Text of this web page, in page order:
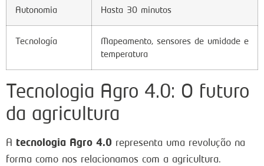
Autonomia Hasta 30 minutos
Tecnología
Mapeamento, sensores de umidade e
temperatura
Tecnologia Agro 4.0: O futuro
da agricultura
A tecnologia Agro 4.0 representa uma revolução na
forma como nos relacionamos com a agricultura.